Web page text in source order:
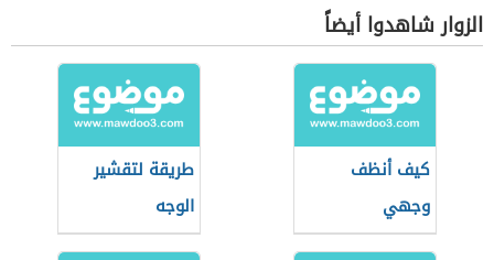
الزوار شاهدوا أيضاً
كيف أنظف
وجهي
طريقة لتقشير
الوجه